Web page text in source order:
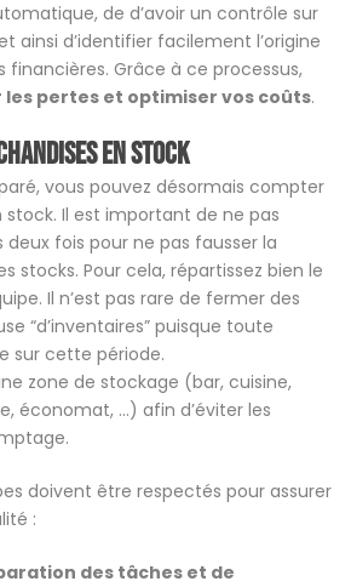
de d’avoir un contrôle sur
ainsi d’identifier facilement l’origine
financières. Grâce à ce processus,
pertes et optimiser vos coûts.
en stock
vous pouvez désormais compter
Il est important de ne pas
fois pour ne pas fausser la
stocks. Pour cela, répartissez bien le
Il n’est pas rare de fermer des
“d’inventaires” puisque toute
sur cette période.
zone de stockage (bar, cuisine,
économat, …) afin d’éviter les
doivent être respectés pour assurer
:
des tâches et de